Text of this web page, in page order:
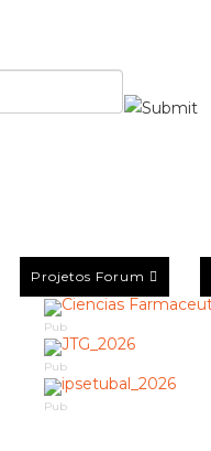
Projetos Forum
Pub
Pub
Pub